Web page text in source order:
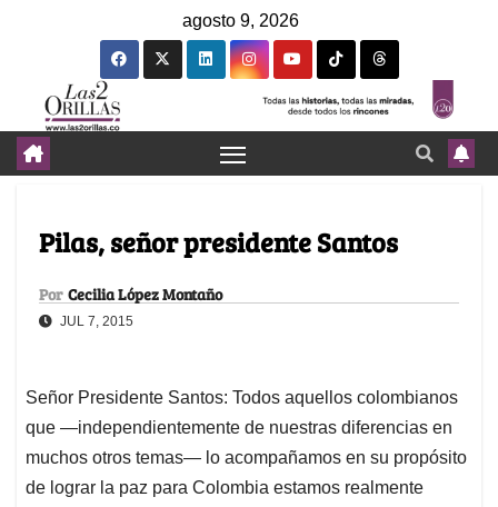
agosto 9, 2026
Pilas, señor presidente Santos
Por Cecilia López Montaño
JUL 7, 2015
Señor Presidente Santos: Todos aquellos colombianos
que­­ —independientemente de nuestras diferencias en
muchos otros temas­­— lo acompañamos en su propósito
de lograr la paz para Colombia estamos realmente